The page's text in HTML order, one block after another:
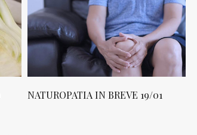
NATUROPATIA IN BREVE 19/01